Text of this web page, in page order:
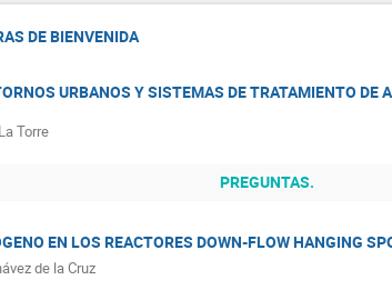
DE BIENVENIDA
URBANOS Y SISTEMAS DE TRATAMIENTO DE
Torre
PREGUNTAS.
EN LOS REACTORES DOWN-FLOW HANGING
de la Cruz